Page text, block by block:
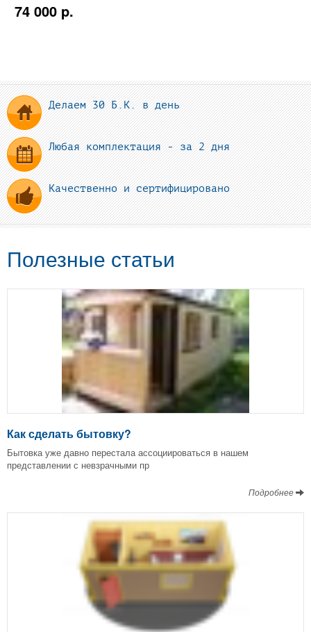
74 000 p.
Делаем 30 Б.К. в день
Любая комплектация - за 2 дня
Качественно и сертифицировано
Полезные статьи
Как сделать бытовку?
Бытовка уже давно перестала ассоциироваться в нашем
представлении с невзрачными пр
Подробнее